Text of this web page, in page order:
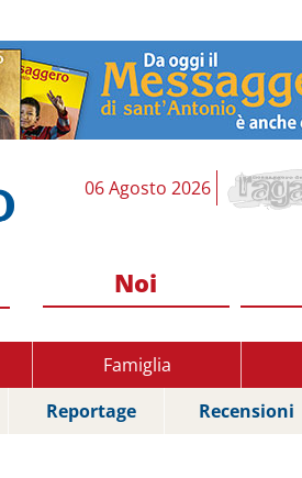
06 Agosto 2026
Noi
Famiglia
Reportage Recensioni